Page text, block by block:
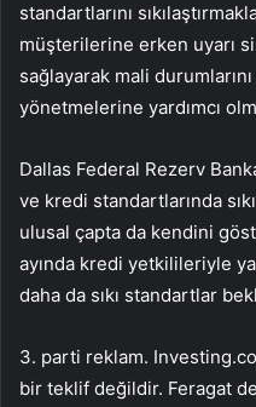
standartlarını
müşterilerine erken uyarı
sağlayarak mali
yönetmelerine yardımcı
Dallas Federal Rezerv
ve kredi standartlarında
ulusal çapta da kendini
ayında kredi yetkilileriyle
daha da sıkı standartlar
3. parti reklam.
bir teklif değildir. Feragat